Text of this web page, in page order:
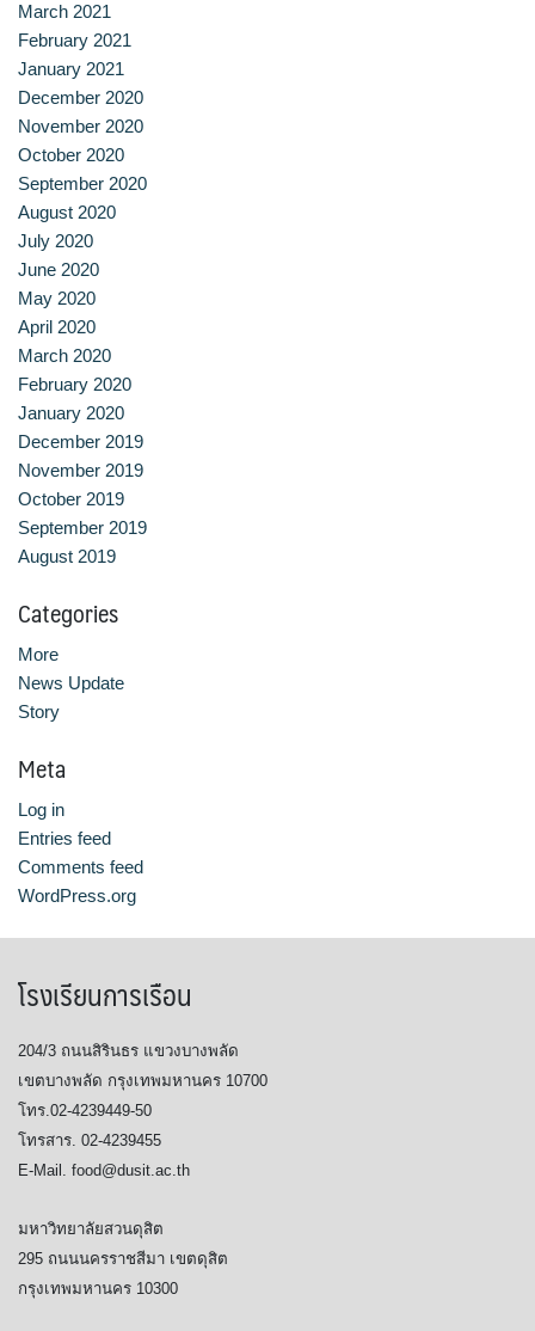
สาขาวิชาเทคโนโลยีอาหาร
สาขาวิชาโภชนาการและการประกอบอาหาร
สาขาวิชาโภชนาการและการประกอบอาหารเพื่อการสร้างเสริม
สมรรถภาพและการชะลอวัย
หน้าแรก
หลักสูตรอบรมฟรี (Reskill Upskill)
อาหารเพื่อสุขภาพ ดีต่อกายและใจ
อาหารไทยรสเลิศ
เรียนรู้เทคนิคอาหารนานาชาติ
เลือกหลักสูตร
โครงสร้างการบริหารงาน
โรงเรียนการเรือน
March 2021
February 2021
January 2021
December 2020
November 2020
October 2020
September 2020
August 2020
July 2020
June 2020
May 2020
April 2020
March 2020
February 2020
January 2020
December 2019
November 2019
October 2019
September 2019
August 2019
Categories
More
News Update
Story
Meta
Log in
Entries feed
Comments feed
WordPress.org
โรงเรียนการเรือน
204/3 ถนนสิรินธร แขวงบางพลัด
เขตบางพลัด กรุงเทพมหานคร 10700
โทร.02-4239449-50
โทรสาร. 02-4239455
E-Mail. food@dusit.ac.th
มหาวิทยาลัยสวนดุสิต
295 ถนนนครราชสีมา เขตดุสิต
กรุงเทพมหานคร 10300